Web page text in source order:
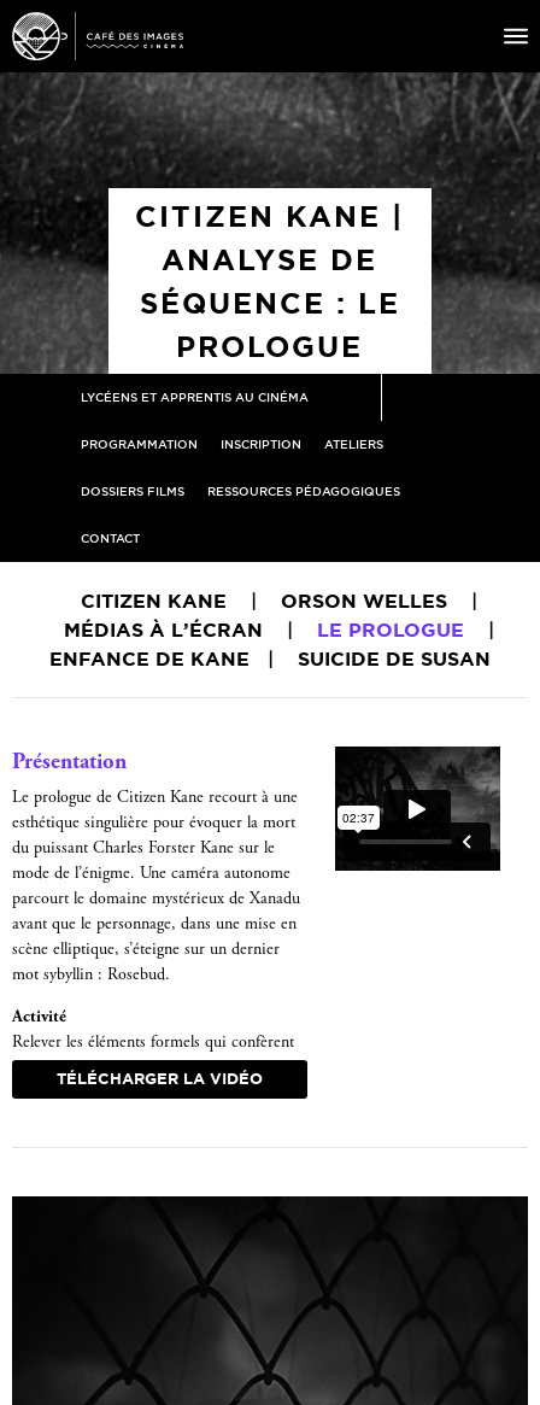
À L’AFFICHE
ÉVÉNEMENTS
ÉDUCATION AUX IMAGES
CITIZEN KANE |
ANALYSE DE
SÉQUENCE : LE
PROLOGUE
LYCÉENS ET APPRENTIS AU CINÉMA
PROGRAMMATION INSCRIPTION ATELIERS
DOSSIERS FILMS RESSOURCES PÉDAGOGIQUES
CONTACT
CITIZEN KANE | ORSON WELLES
|
MÉDIAS À L’ÉCRAN
| LE PROLOGUE
|
ENFANCE DE KANE
| SUICIDE DE SUSAN
Présentation
Le prologue de Citizen Kane recourt à une
esthétique singulière pour évoquer la mort
du puissant Charles Forster Kane sur le
mode de l’énigme. Une caméra autonome
parcourt le domaine mystérieux de Xanadu
avant que le personnage, dans une mise en
scène elliptique, s’éteigne sur un dernier
mot sybyllin : Rosebud.
Activité
Relever les éléments formels qui confèrent
au prologue un caractère enigmatique.
TÉLÉCHARGER LA VIDÉO